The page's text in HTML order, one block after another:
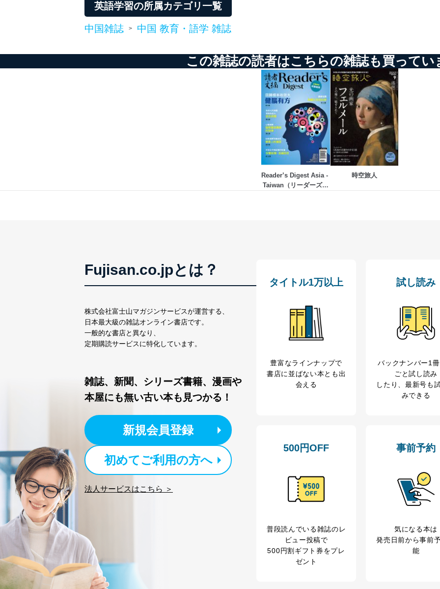
当社は、個人情報に関連する法令、国が定める指針及びその他の規範を遵守します。また、当社の
個人情報の安全管理措置
当社は、個人情報の正確性及び安全性を確保するために、下記セキュリティ対策をはじめとする安
漏えい、滅失またはき損の防止及び是正に努めます。
個人データを取り扱うことのできる機器及び当該機器を取り扱う従業者を明確化し、 個人デ
機器に標準装備されているユーザー制御機能（ユーザーアカウント制御）により、個人情報デ
外部からの不正アクセス等の防止
個人情報保護マネジメントシステムの継続的改善
苦情及び相談受付け窓口
貴殿の個人情報及び当社の個人情報保護マネジメントシステムに関するご相談及び苦情については
株式会社富士山マガジンサービス 個人情報問い合わせ係
TEL：0570-200-223
FAX：03-5459-7073
e-mail：cs@fujisan.co.jp
改訂：2025年2月20日
制定：2005年4月1日
株式会社富士山マガジンサービス
代表取締役会長 西野 伸一郎
個人情報の取扱いについて
１．個人情報保護管理者
当社は以下の個人情報保護管理者を設置し、個人情報保護管理者の責任のもと、個人情報を取得・
英語学習の所属カテゴリ一覧
中国雑誌 > 中国 教育・語学 雑誌
この雑誌の読者はこちらの雑誌も買ってい
Reader’s Digest Asia -
Taiwan（リーダーズダ
時空旅人
Fujisan.co.jpとは？
株式会社富士山マガジンサービスが運営する、
日本最大級の雑誌オンライン書店です。
一般的な書店と異なり、
定期購読サービスに特化しています。
雑誌、新聞、シリーズ書籍、漫画や
本屋にも無い古い本も見つかる！
新規会員登録
初めてご利用の方へ
法人サービスはこちら ＞
タイトル1万以上
豊富なラインナップで
書店に並ばない本とも出
会える
試し読み
バックナンバー1
ごと試し読み
したり、最新号も
みできる
500円OFF
普段読んでいる雑誌のレ
ビュー投稿で
500円割ギフト券をプレ
ゼント
事前予約
気になる本は
発売日前から事前
能